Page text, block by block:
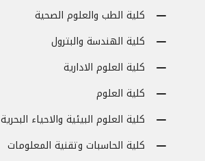
كلية الطب والعلوم الصحية
كلية الهندسة والبترول
كلية العلوم الادارية
كلية العلوم
كلية العلوم البيئية والاحياء البحرية
كلية الحاسبات وتقنية المعلومات